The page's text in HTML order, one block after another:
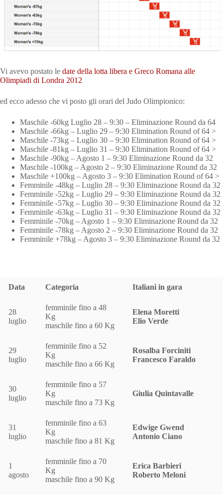
Vi avevo postato le date della lotta libera e Greco Romana alle
Olimpiadi di Londra 2012
ed ecco adesso che vi posto gli orari del Judo Olimpionico:
Maschile -60kg Luglio 28 – 9:30 – Eliminazione Round da 64
Maschile -66kg – Luglio 29 – 9:30 Elimination Round of 64 >
Maschile -73kg – Luglio 30 – 9:30 Elimination Round of 64 >
Maschile -81kg – Luglio 31 – 9:30 Elimination Round of 64 >
Maschile -90kg – Agosto 1 – 9:30 Eliminazione Round da 32
Maschile -100kg – Agosto 2 – 9:30 Eliminazione Round da 32
Maschile +100kg – Agosto 3 – 9:30 Elimination Round of 64 >
Femminile -48kg – Luglio 28 – 9:30 Eliminazione Round da 32
Femminile -52kg – Luglio 29 – 9:30 Eliminazione Round da 32
Femminile -57kg – Luglio 30 – 9:30 Eliminazione Round da 32
Femminile -63kg – Luglio 31 – 9:30 Eliminazione Round da 32
Femminile -70kg – Agosto 1 – 9:30 Eliminazione Round da 32
Femminile -78kg – Agosto 2 – 9:30 Eliminazione Round da 32
Femminile +78kg – Agosto 3 – 9:30 Eliminazione Round da 32
Data Categoria Italiani in gara
28
luglio
femminile fino a 48
Kg
maschile fino a 60 Kg
Elena Moretti
Elio Verde
29
luglio
femminile fino a 52
Kg
maschile fino a 66 Kg
Rosalba Forciniti
Francesco Faraldo
30
luglio
femminile fino a 57
Kg
maschile fino a 73 Kg
Giulia Quintavalle
31
luglio
femminile fino a 63
Kg
maschile fino a 81 Kg
Edwige Gwend
Antonio Ciano
1
agosto
femminile fino a 70
Kg
maschile fino a 90 Kg
Erica Barbieri
Roberto Meloni